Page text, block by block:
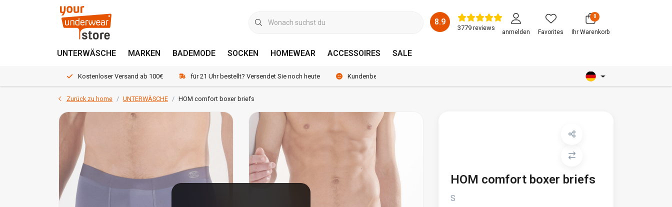
8.9
3779 reviews
anmelden Favorites
0
Ihr Warenkorb
UNTERWÄSCHE MARKEN BADEMODE SOCKEN HOMEWEAR ACCESSOIRES SALE
Kostenloser Versand ab 100€ für 21 Uhr bestellt? Versendet Sie noch heute Kundenbewertung 8.9 /10
Zurück zu home UNTERWÄSCHE HOM comfort boxer briefs
HOM comfort boxer briefs
S